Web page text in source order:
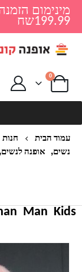
199.99שח
0
עמוד הבית
חנות
נשים, אופנה לנשים,
Kids
Man